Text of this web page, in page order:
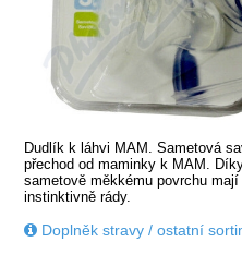
Dudlík k láhvi MAM. Sametová
přechod od maminky k MAM.
sametově měkkému povrchu
instinktivně rády.
Doplněk stravy / ostatní